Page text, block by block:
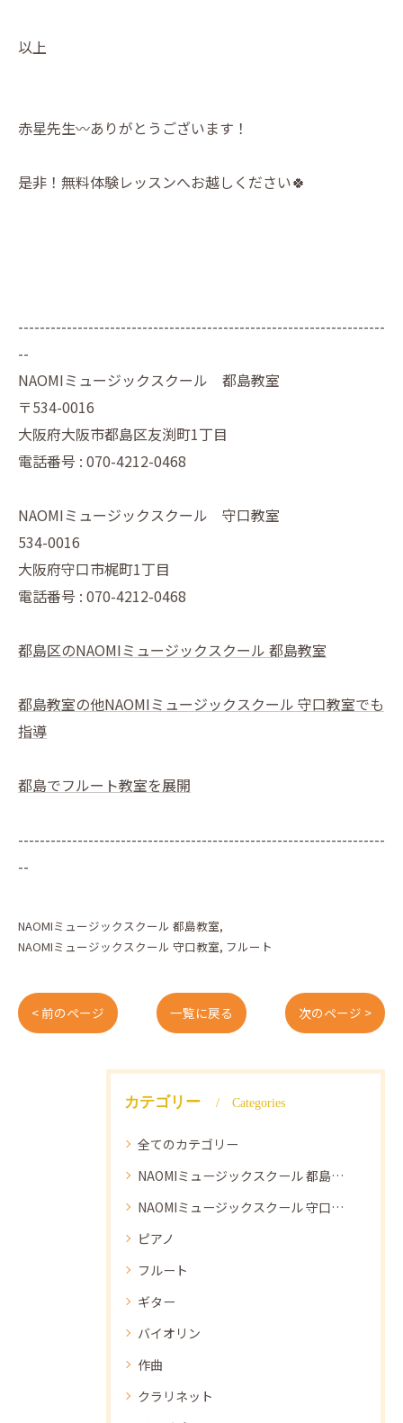
以上
赤星先生〰️ありがとうございます！
是非！無料体験レッスンへお越しください🍀
--------------------------------------------------------------------
--
NAOMIミュージックスクール 都島教室
〒534-0016
大阪府大阪市都島区友渕町1丁目
電話番号 : 070-4212-0468
NAOMIミュージックスクール 守口教室
534-0016
大阪府守口市梶町1丁目
電話番号 : 070-4212-0468
都島区のNAOMIミュージックスクール 都島教室
都島教室の他NAOMIミュージックスクール 守口教室でも
指導
都島でフルート教室を展開
--------------------------------------------------------------------
--
NAOMIミュージックスクール 都島教室
NAOMIミュージックスクール 守口教室 フルート
< 前のページ 一覧に戻る 次のページ >
カテゴリー Categories
全てのカテゴリー
NAOMIミュージックスクール 都島教室
NAOMIミュージックスクール 守口教室
ピアノ
フルート
ギター
バイオリン
作曲
クラリネット